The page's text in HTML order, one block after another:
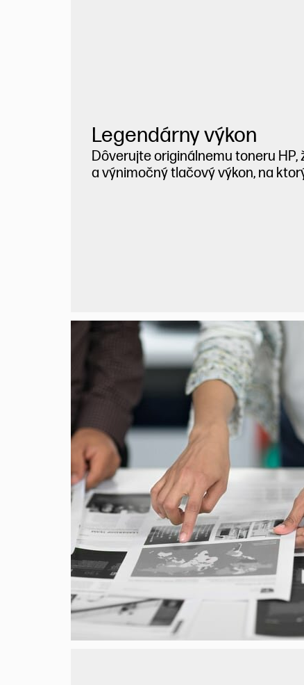
Legendárny výkon
Dôverujte originálnemu toneru
a výnimočný tlačový výkon, na